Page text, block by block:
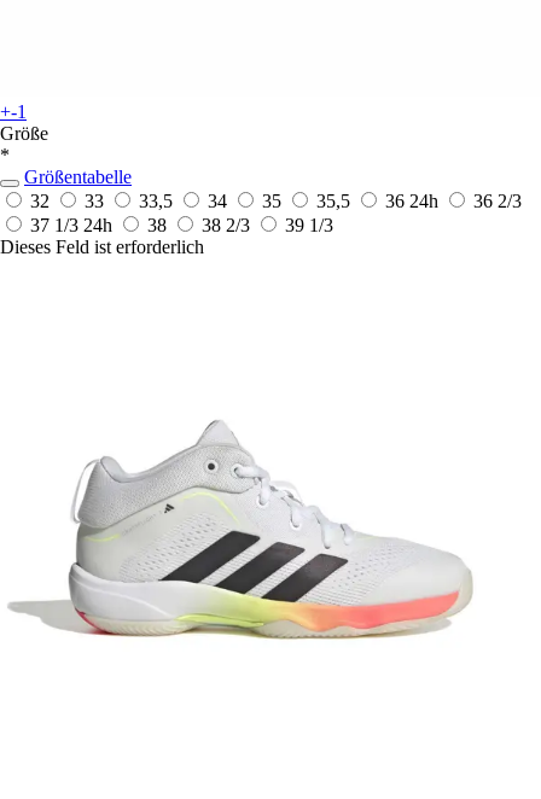
+-1
Größe
*
Größentabelle
32
33 33,5 34 35 35,5 36 24h
36 2/3
37 1/3 24h 38 38 2/3
39 1/3
Dieses Feld ist erforderlich